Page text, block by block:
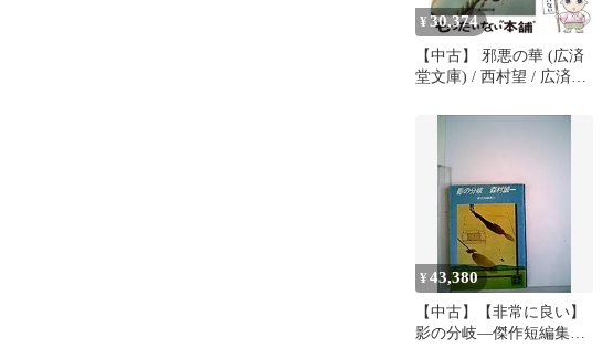
¥ 30,374
【中古】 邪悪の華 (広済
堂文庫) / 西村望 / 広済堂
¥43,380
【中古】【非常に良い】
影の分岐―傑作短編集6